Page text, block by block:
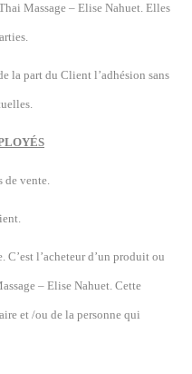
Massage – Elise Nahuet. Elles
la part du Client l’adhésion sans
de vente.
l’acheteur d’un produit ou
– Elise Nahuet. Cette
et /ou de la personne qui